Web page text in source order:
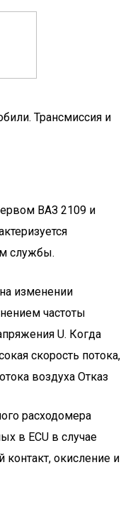
Трансмиссия и
ВАЗ 2109 и
службы.
изменении
частоты
U. Когда
скорость потока,
воздуха Отказ
расходомера
в ECU в случае
окисление и